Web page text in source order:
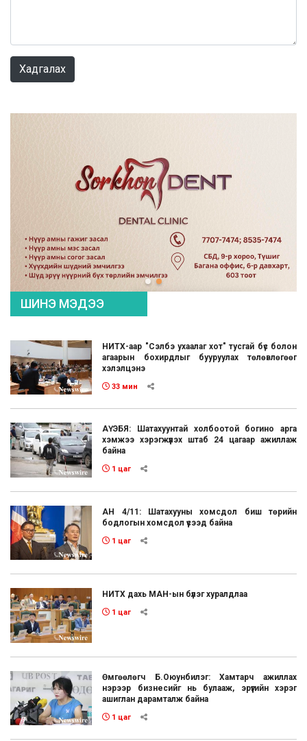
Хадгалах
ШИНЭ МЭДЭЭ
НИТХ-аар "Сэлбэ ухаалаг хот" тусгай бүс болон
агаарын бохирдлыг бууруулах төлөвлөгөөг
хэлэлцэнэ
33 мин
АҮЭБЯ: Шатахуунтай холбоотой богино арга
хэмжээ хэрэгжүүлэх штаб 24 цагаар ажиллаж
байна
1 цаг
АН 4/11: Шатахууны хомсдол биш төрийн
бодлогын хомсдол үүсээд байна
1 цаг
НИТХ дахь МАН-ын бүлэг хуралдлаа
1 цаг
Өмгөөлөгч Б.Оюунбилэг: Хамтарч ажиллах
нэрээр бизнесийг нь булааж, эрүүгийн хэрэг
ашиглан дарамталж байна
1 цаг